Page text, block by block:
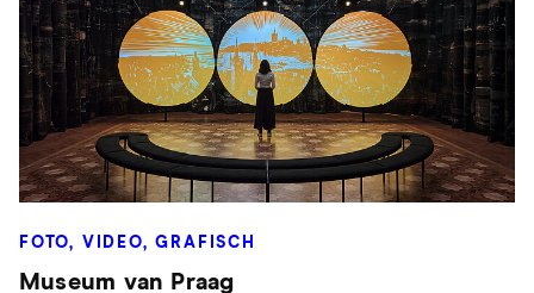
FOTO, VIDEO, GRAFISCH
Museum van Praag